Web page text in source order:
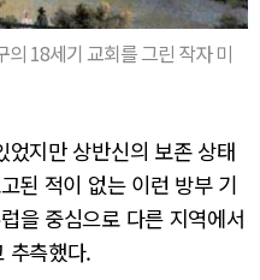
18세기 교회를 그린 작자 미
지만 상반신의 보존 상태
된 적이 없는 이런 방부 기
을 중심으로 다른 지역에서
추측했다.